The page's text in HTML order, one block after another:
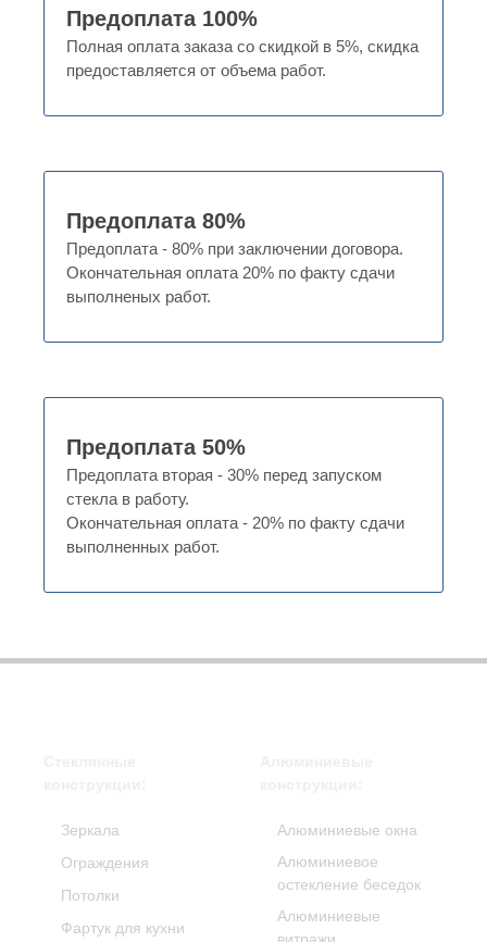
Предоплата 100%
Полная оплата заказа со скидкой в 5%, скидка
предоставляется от объема работ.
Предоплата 80%
Предоплата - 80% при заключении договора.
Окончательная оплата 20% по факту сдачи
выполненых работ.
Предоплата 50%
Предоплата вторая - 30% перед запуском
стекла в работу.
Окончательная оплата - 20% по факту сдачи
выполненных работ.
Зеркала
Ограждения
Потолки
Фартук для кухни
Алюминиевые окна
Алюминиевое
остекление беседок
Алюминиевые